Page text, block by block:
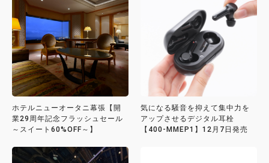
ホテルニューオータニ幕張【開
業29周年記念フラッシュセール
～スイート60%OFF～】
気になる騒音を抑えて集中力を
アップさせるデジタル耳栓
【400-MMEP1】12月7日発売